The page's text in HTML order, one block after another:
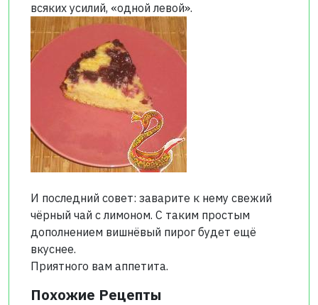
всяких усилий, «одной левой».
И последний совет: заварите к нему свежий
чёрный чай с лимоном. С таким простым
дополнением вишнёвый пирог будет ещё
вкуснее.
Приятного вам аппетита.
Похожие Рецепты